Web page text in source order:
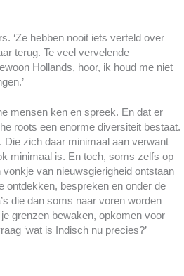
‘Ze hebben nooit iets verteld over
terug. Te veel vervelende
Hollands, hoor, ik houd me niet
mensen ken en spreek. En dat er
roots een enorme diversiteit bestaat.
Die zich daar minimaal aan verwant
minimaal is. En toch, soms zelfs op
vonkje van nieuwsgierigheid ontstaan
ontdekken, bespreken en onder de
die dan soms naar voren worden
grenzen bewaken, opkomen voor
‘wat is Indisch nu precies?’